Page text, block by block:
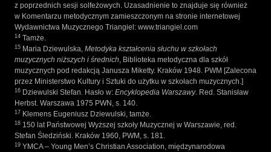
z poprzednich sesji solfeżowych. Uzasadnienie to znajduje się również
w Komentarzu metodycznym zamieszczonym na stronie internetowej
Wydawnictwa Muzycznego Triangiel: www.triangiel.com
14 Tamże.
15 Maria Dziewulska, Metodyka kształcenia słuchu w szkołach
muzycznych niższych i średnich, Biblioteka metodyczna dla szkół
muzycznych pod redakcją Janusza Miketty. Kraków 1948. PWM [Zalecona
przez Ministerstwo Kultury i Sztuki do użytku w szkołach muzycznych.]
16 Dziewulski Stefan. Hasło w: Encyklopedia Warszawy. Red. Stanisław
Herbst. Warszawa 1975 PWN, s. 140.
17 Klemens Eugeniusz Dziewulski, tamże.
18 150 lat Państwowej Wyższej szkoły Muzycznej w Warszawie, red.
Stefan Śledziński. Kraków 1960, PWM, s. 181.
19 YMCA – Young Men’s Christian Association, międzynarodowa